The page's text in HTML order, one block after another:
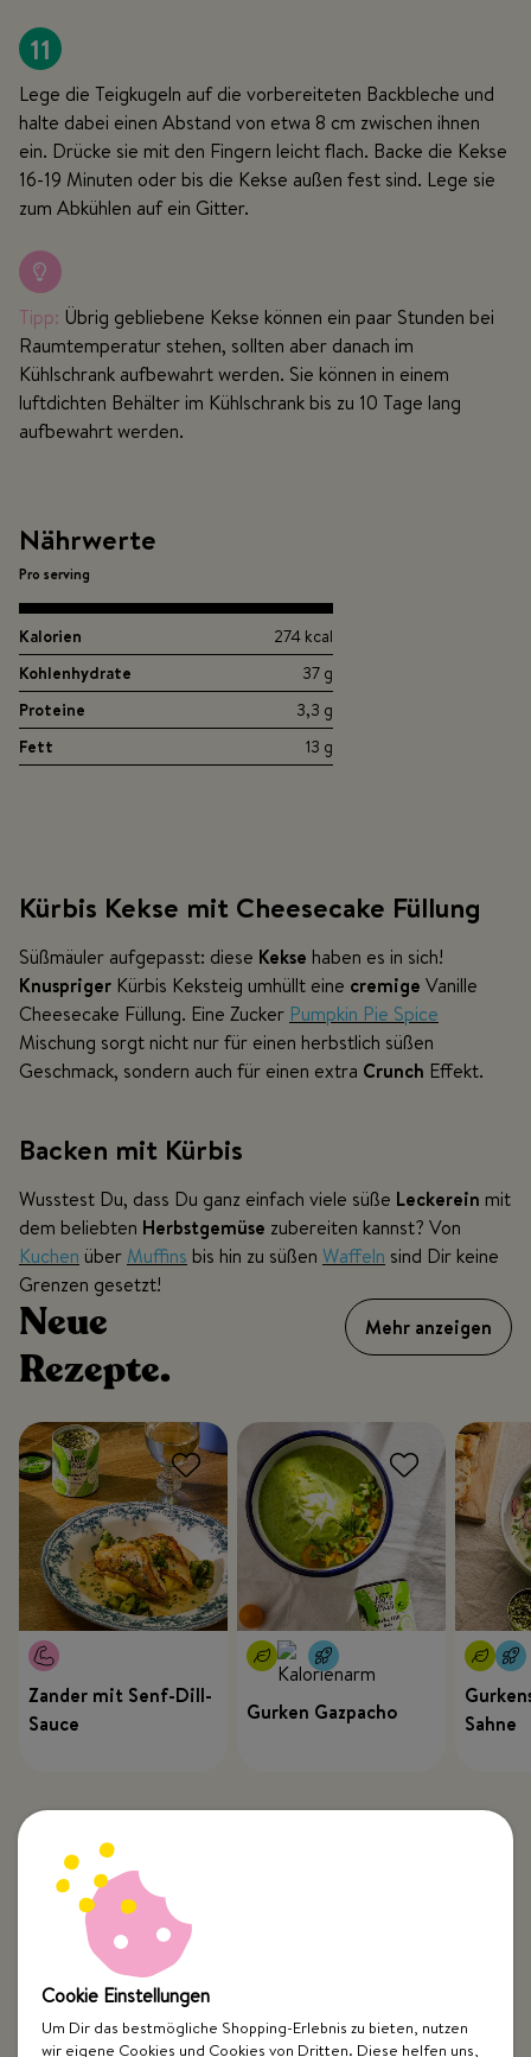
11
Lege die Teigkugeln auf die vorbereiteten Backbleche und
halte dabei einen Abstand von etwa 8 cm zwischen ihnen
ein. Drücke sie mit den Fingern leicht flach. Backe die Kekse
16-19 Minuten oder bis die Kekse außen fest sind. Lege sie
zum Abkühlen auf ein Gitter.
Tipp: Übrig gebliebene Kekse können ein paar Stunden bei
Raumtemperatur stehen, sollten aber danach im
Kühlschrank aufbewahrt werden. Sie können in einem
luftdichten Behälter im Kühlschrank bis zu 10 Tage lang
aufbewahrt werden.
Nährwerte
Pro serving
Kalorien
274 kcal
Kohlenhydrate
37 g
Proteine
3,3 g
Fett
13 g
Kürbis Kekse mit Cheesecake Füllung
Süßmäuler aufgepasst: diese Kekse haben es in sich!
Knuspriger Kürbis Keksteig umhüllt eine cremige Vanille
Cheesecake Füllung. Eine Zucker Pumpkin Pie Spice
Mischung sorgt nicht nur für einen herbstlich süßen
Geschmack, sondern auch für einen extra Crunch Effekt.
Backen mit Kürbis
Wusstest Du, dass Du ganz einfach viele süße Leckerein mit
dem beliebten Herbstgemüse zubereiten kannst? Von
Kuchen über Muffins bis hin zu süßen Waffeln sind Dir keine
Grenzen gesetzt!
Neue
Rezepte.
Mehr anzeigen
Zander mit Senf-Dill-
Sauce
Gurken Gazpacho
Sahne
Cookie Einstellungen
Um Dir das bestmögliche Shopping-Erlebnis zu bieten, nutzen
wir eigene Cookies und Cookies von Dritten. Diese helfen uns,